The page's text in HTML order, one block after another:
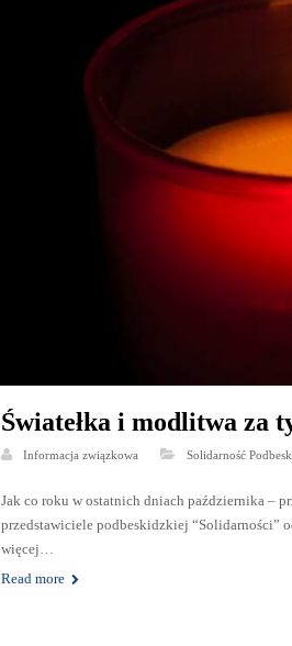
Światełka i modlitwa za
Informacja związkowa Solidarność
Jak co roku w ostatnich dniach października –
przedstawiciele podbeskidzkiej “Solidarności”
więcej…
Read more